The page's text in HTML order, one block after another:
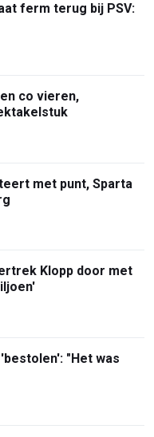
ferm terug bij PSV:
co vieren,
met punt, Sparta
Klopp door met
"Het was